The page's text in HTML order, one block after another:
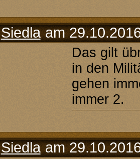
Siedlaam
Das gilt
in den
gehen
immer 2.
Siedlaam